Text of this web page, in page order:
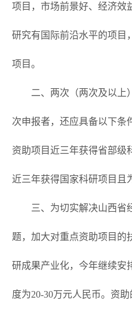
项目，市场前景好、经济效
研究有国际前沿水平的项目
项目。
二、两次（两次及以上
次申报者，还应具备以下条
资助项目近三年获得省部级
近三年获得国家科研项目且
三、为切实解决山西省
题，加大对重点资助项目的
研成果产业化，今年继续安
度为20-30万元人民币。资